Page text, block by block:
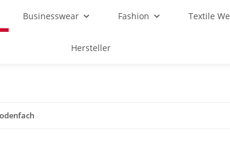
Businesswear Fashion Textile
Hersteller